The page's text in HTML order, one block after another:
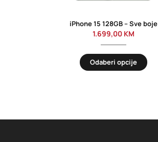
iPhone 15 128GB – Sve boje
1.699,00 KM
Odaberi opcije